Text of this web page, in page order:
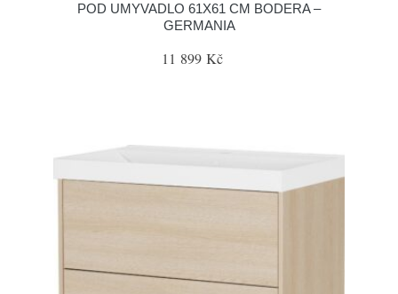
POD UMYVADLO 61X61 CM BODERA –
GERMANIA
11 899 Kč